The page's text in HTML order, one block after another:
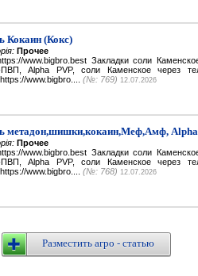
Кокаин (Кокс)
Прочее
www.bigbro.best Закладки соли
ПВП, Alpha PVP, соли Каменское через
www.bigbro.... (№: 769) 12.07.2026
метадон,шишки,кокаин,Меф,Амф, Alpha
Прочее
www.bigbro.best Закладки соли
ПВП, Alpha PVP, соли Каменское через
www.bigbro.... (№: 768) 12.07.2026
Разместить агро - статью